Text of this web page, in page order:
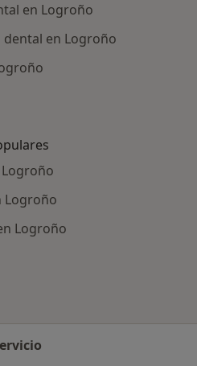
en Logroño
en Logroño
Logroño
Logroño